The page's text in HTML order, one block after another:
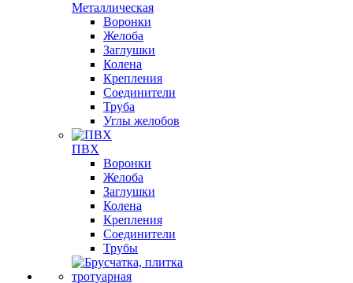
Металлическая
Воронки
Желоба
Заглушки
Колена
Крепления
Соединители
Труба
Углы желобов
ПВХ
Воронки
Желоба
Заглушки
Колена
Крепления
Соединители
Трубы